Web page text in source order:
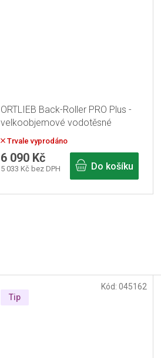
Tip
Kód: 045162
ORTLIEB Back-Roller PRO Plus -
velkoobjemové vodotěsné
brašny
Trvale vyprodáno
5 033 Kč bez DPH
6 090 Kč
Do košíku